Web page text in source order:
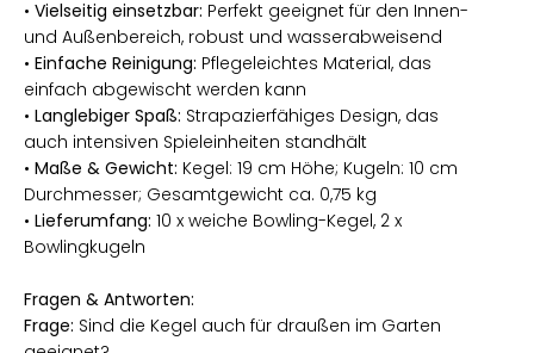
• Vielseitig einsetzbar: Perfekt geeignet für den Innen-
und Außenbereich, robust und wasserabweisend
• Einfache Reinigung: Pflegeleichtes Material, das
einfach abgewischt werden kann
• Langlebiger Spaß: Strapazierfähiges Design, das
auch intensiven Spieleinheiten standhält
• Maße & Gewicht: Kegel: 19 cm Höhe; Kugeln: 10 cm
Durchmesser; Gesamtgewicht ca. 0,75 kg
• Lieferumfang: 10 x weiche Bowling-Kegel, 2 x
Bowlingkugeln
Fragen & Antworten:
Frage: Sind die Kegel auch für draußen im Garten